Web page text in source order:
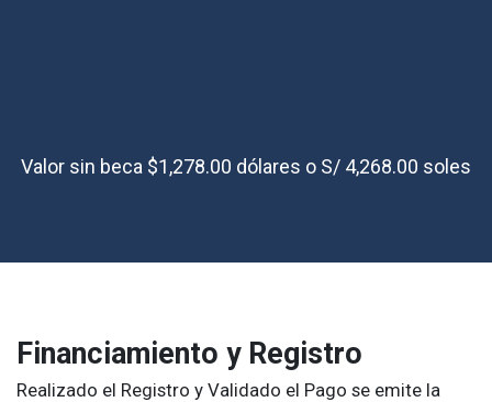
Valor sin beca $1,278.00 dólares o S/ 4,268.00 soles
Financiamiento y Registro
Realizado el Registro y Validado el Pago se emite la